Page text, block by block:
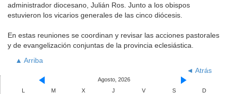
administrador diocesano, Julián Ros. Junto a los obispos
estuvieron los vicarios generales de las cinco diócesis.
En estas reuniones se coordinan y revisar las acciones pastorales
y de evangelización conjuntas de la provincia eclesiástica.
▲ Arriba
◄ Atrás
Agosto, 2026
L
M X J V S D